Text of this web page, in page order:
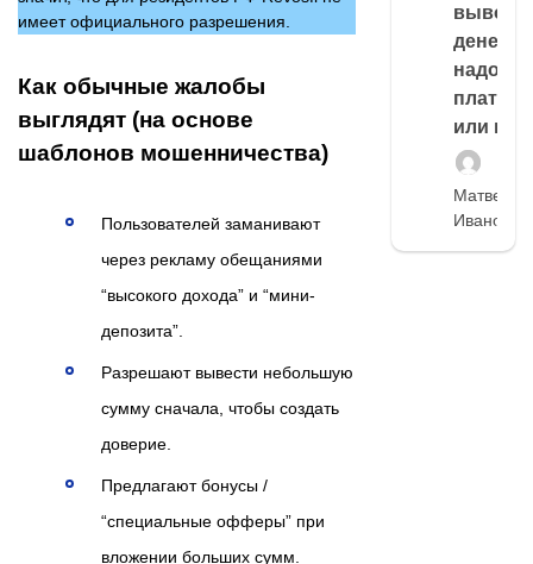
имеет официального разрешения.
Как обычные жалобы
выглядят (на основе
шаблонов мошенничества)
Пользователей заманивают
через рекламу обещаниями
“высокого дохода” и “мини-
депозита”.
Разрешают вывести небольшую
сумму сначала, чтобы создать
доверие.
Предлагают бонусы /
“специальные офферы” при
вложении больших сумм.
выводе
денег,
надо
платить
или
Матвей
Иванов